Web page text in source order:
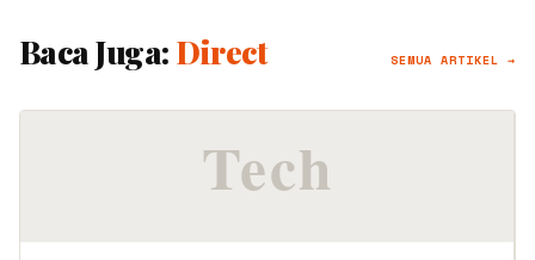
Baca Juga: Direct SEMUA ARTIKEL →